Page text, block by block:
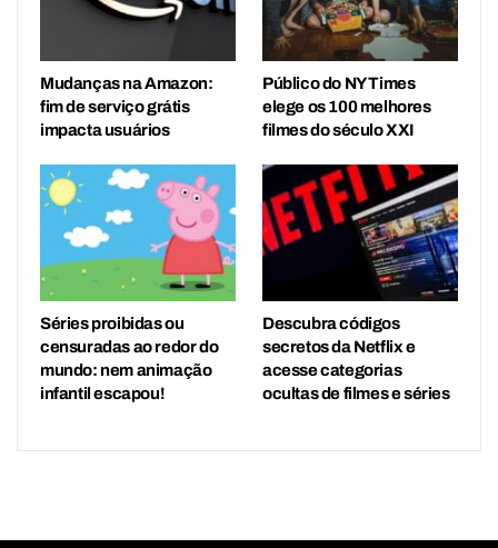
Mudanças na Amazon:
fim de serviço grátis
impacta usuários
Público do NY Times
elege os 100 melhores
filmes do século XXI
Séries proibidas ou
censuradas ao redor do
mundo: nem animação
infantil escapou!
Descubra códigos
secretos da Netflix e
acesse categorias
ocultas de filmes e séries